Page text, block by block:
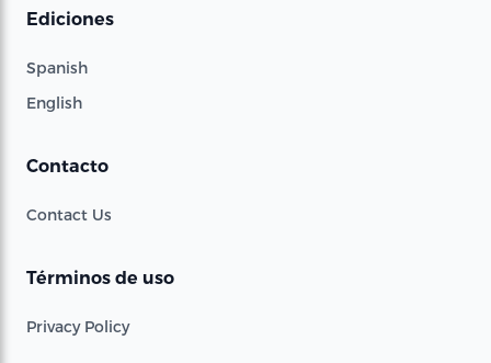
Ediciones
Spanish
English
Contacto
Contact Us
Términos de uso
Privacy Policy